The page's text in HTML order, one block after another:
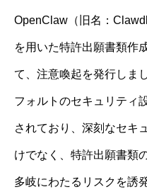
OpenClaw（旧名：
を用いた特許出願書類作
て、注意喚起を発行しま
フォルトのセキュリティ
されており、深刻なセキ
けでなく、特許出願書類
多岐にわたるリスクを誘